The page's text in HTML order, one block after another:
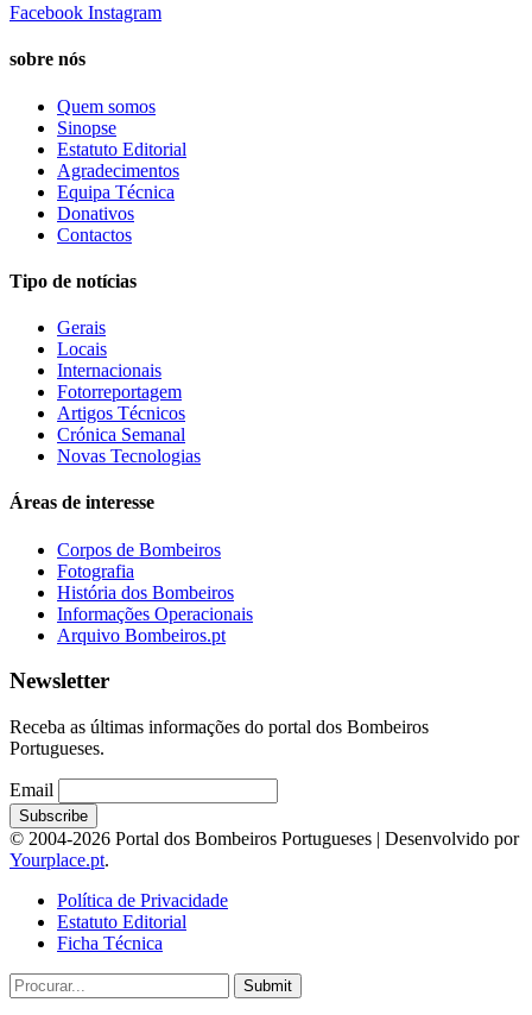
Facebook Instagram
sobre nós
Quem somos
Sinopse
Estatuto Editorial
Agradecimentos
Equipa Técnica
Donativos
Contactos
Tipo de notícias
Gerais
Locais
Internacionais
Fotorreportagem
Artigos Técnicos
Crónica Semanal
Novas Tecnologias
Áreas de interesse
Corpos de Bombeiros
Fotografia
História dos Bombeiros
Informações Operacionais
Arquivo Bombeiros.pt
Newsletter
Receba as últimas informações do portal dos Bombeiros
Portugueses.
Email
© 2004-2026 Portal dos Bombeiros Portugueses | Desenvolvido por
Yourplace.pt.
Política de Privacidade
Estatuto Editorial
Ficha Técnica
Submit